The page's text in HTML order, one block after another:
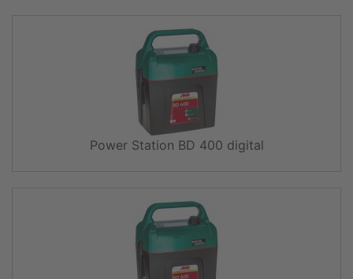
Power Station BD 400 digital